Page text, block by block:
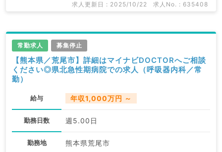
求人更新日 : 2025/10/22 求人No. : 635408
常勤求人 募集停止
【熊本県／荒尾市】詳細はマイナビDOCTORへご相談
ください◎県北急性期病院での求人（呼吸器内科／常
勤）
給与 年収1,000万円 ～
勤務日数 週5.00日
勤務地 熊本県荒尾市